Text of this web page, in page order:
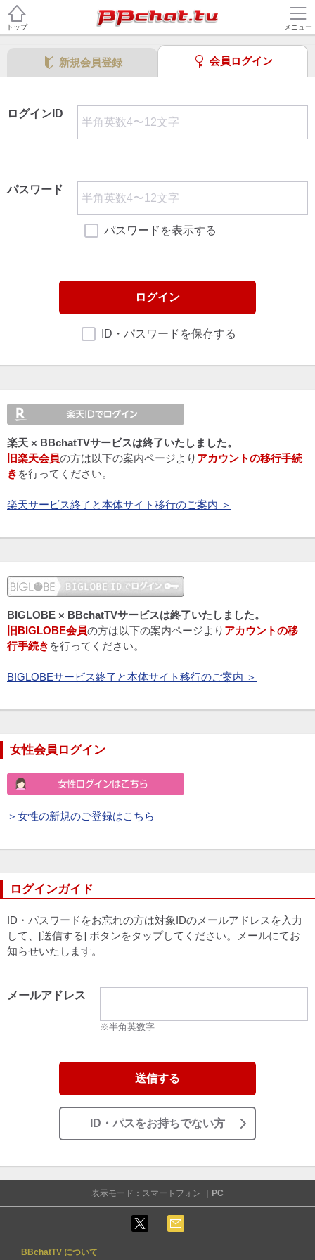
トップ メニュー
新規会員登録 会員ログイン
ログインID
パスワード
パスワードを表示する
ログイン
ID・パスワードを保存する
楽天 × BBchatTVサービスは終了いたしました。
旧楽天会員の方は以下の案内ページより アカウントの移行手続
き を行ってください。
楽天サービス終了と本体サイト移行のご案内 ＞
BIGLOBE × BBchatTVサービスは終了いたしました。
旧BIGLOBE会員の方は以下の案内ページより アカウントの移
行手続き を行ってください。
BIGLOBEサービス終了と本体サイト移行のご案内 ＞
女性会員ログイン
＞女性の新規のご登録はこちら
ログインガイド
ID・パスワードをお忘れの方は対象IDのメールアドレスを入力
して、[送信する] ボタンをタップしてください。メールにてお
知らせいたします。
メールアドレス
※半角英数字
送信する
ID・パスをお持ちでない方
表示モード：スマートフォン ｜ PC
BBchatTV について